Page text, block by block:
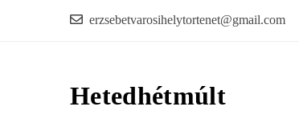
erzsebetvarosihelytortenet@gmail.com
Hetedhétmúlt